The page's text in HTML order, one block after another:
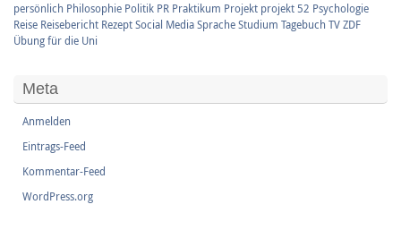
persönlich Philosophie Politik PR Praktikum Projekt projekt 52 Psychologie
Reise Reisebericht RezeptSocial MediaSpracheStudium Tagebuch TVZDF
Übung für die Uni
Meta
Anmelden
Eintrags-Feed
Kommentar-Feed
WordPress.org